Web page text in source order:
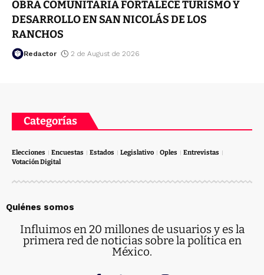
OBRA COMUNITARIA FORTALECE TURISMO Y
DESARROLLO EN SAN NICOLÁS DE LOS
RANCHOS
Redactor 2 de August de 2026
Categorías
Elecciones Encuestas Estados Legislativo Oples
Entrevistas
Votación Digital
Quiénes somos
Influimos en 20 millones de usuarios y es la
primera red de noticias sobre la política en
México.